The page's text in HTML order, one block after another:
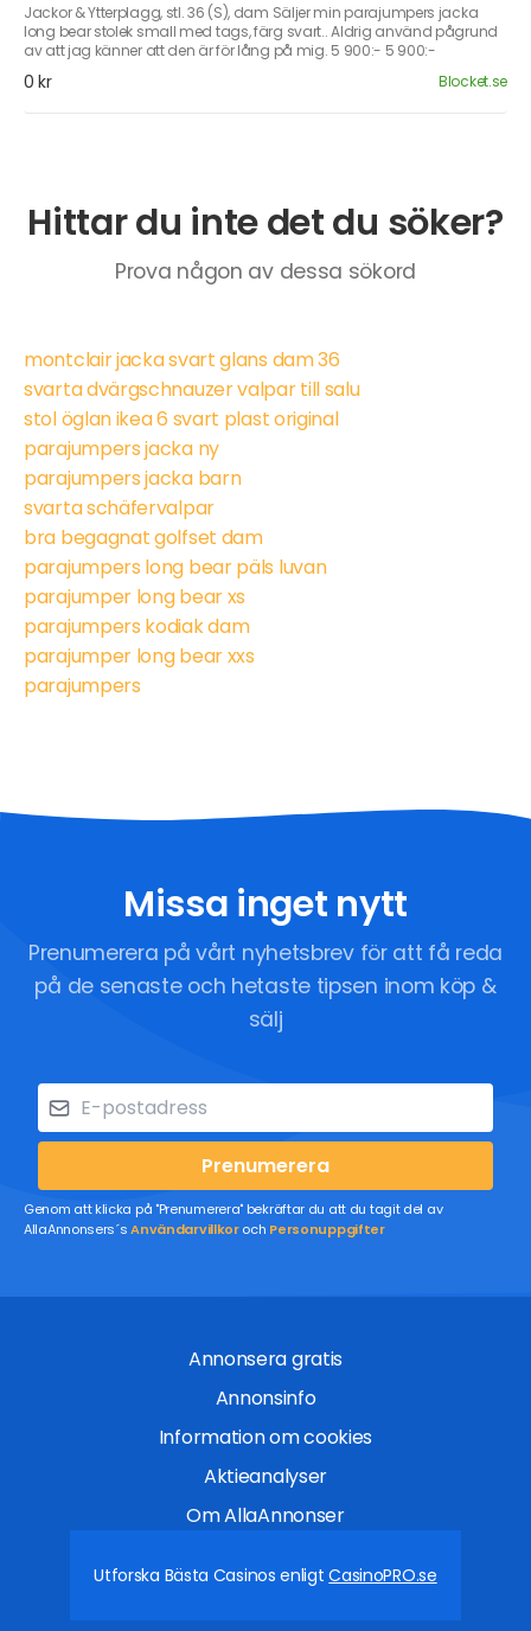
Jackor & Ytterplagg, stl. 36 (S), dam Säljer min parajumpers jacka
long bear stolek small med tags, färg svart.. Aldrig använd pågrund
av att jag känner att den är för lång på mig. 5 900:- 5 900:-
0 kr Blocket.se
Hittar du inte det du söker?
Prova någon av dessa sökord
montclair jacka svart glans dam 36
svarta dvärgschnauzer valpar till salu
stol öglan ikea 6 svart plast original
parajumpers jacka ny
parajumpers jacka barn
svarta schäfervalpar
bra begagnat golfset dam
parajumpers long bear päls luvan
parajumper long bear xs
parajumpers kodiak dam
parajumper long bear xxs
parajumpers
Missa inget nytt
Prenumerera på vårt nyhetsbrev för att få reda
på de senaste och hetaste tipsen inom köp &
sälj
Prenumerera
Genom att klicka på "Prenumerera" bekräftar du att du tagit del av
AllaAnnonsers´sAnvändarvillkoroch Personuppgifter
Annonsera gratis
Annonsinfo
Information om cookies
Aktieanalyser
Om AllaAnnonser
Utforska Bästa Casinos enligtCasinoPRO.se